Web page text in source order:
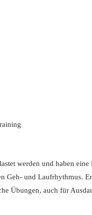
werden und haben
und Laufrhythmus.
Übungen, auch für